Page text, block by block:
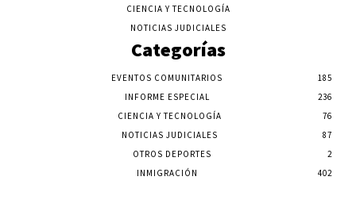
CIENCIA Y TECNOLOGÍA
NOTICIAS JUDICIALES
Categorías
EVENTOS COMUNITARIOS
185
INFORME ESPECIAL
236
CIENCIA Y TECNOLOGÍA
76
NOTICIAS JUDICIALES
87
OTROS DEPORTES
2
INMIGRACIÓN
402